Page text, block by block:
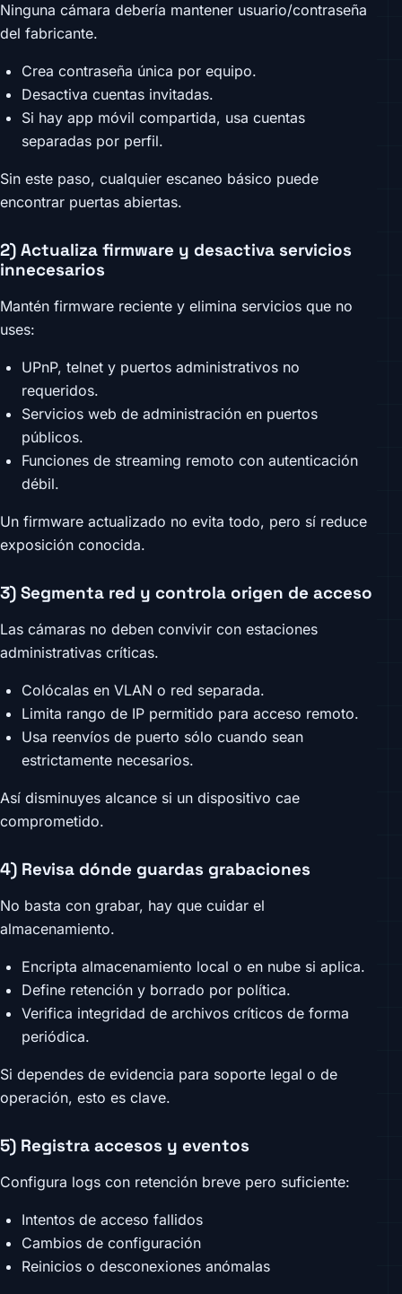
Ninguna cámara debería mantener usuario/contraseña
del fabricante.
Crea contraseña única por equipo.
Desactiva cuentas invitadas.
Si hay app móvil compartida, usa cuentas
separadas por perfil.
Sin este paso, cualquier escaneo básico puede
encontrar puertas abiertas.
2) Actualiza firmware y desactiva servicios
innecesarios
Mantén firmware reciente y elimina servicios que no
uses:
UPnP, telnet y puertos administrativos no
requeridos.
Servicios web de administración en puertos
públicos.
Funciones de streaming remoto con autenticación
débil.
Un firmware actualizado no evita todo, pero sí reduce
exposición conocida.
3) Segmenta red y controla origen de acceso
Las cámaras no deben convivir con estaciones
administrativas críticas.
Colócalas en VLAN o red separada.
Limita rango de IP permitido para acceso remoto.
Usa reenvíos de puerto sólo cuando sean
estrictamente necesarios.
Así disminuyes alcance si un dispositivo cae
comprometido.
4) Revisa dónde guardas grabaciones
No basta con grabar, hay que cuidar el
almacenamiento.
Encripta almacenamiento local o en nube si aplica.
Define retención y borrado por política.
Verifica integridad de archivos críticos de forma
periódica.
Si dependes de evidencia para soporte legal o de
operación, esto es clave.
5) Registra accesos y eventos
Configura logs con retención breve pero suficiente:
Intentos de acceso fallidos
Cambios de configuración
Reinicios o desconexiones anómalas